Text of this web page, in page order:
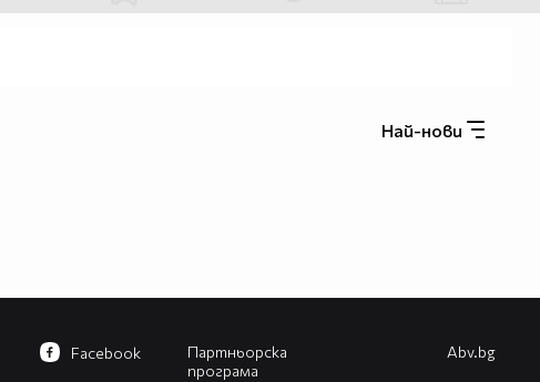
Най-нови
Партньорска
програма
Facebook Abv.bg